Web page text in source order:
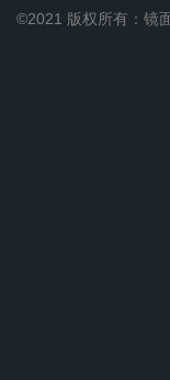
©2021 版权所有：镜